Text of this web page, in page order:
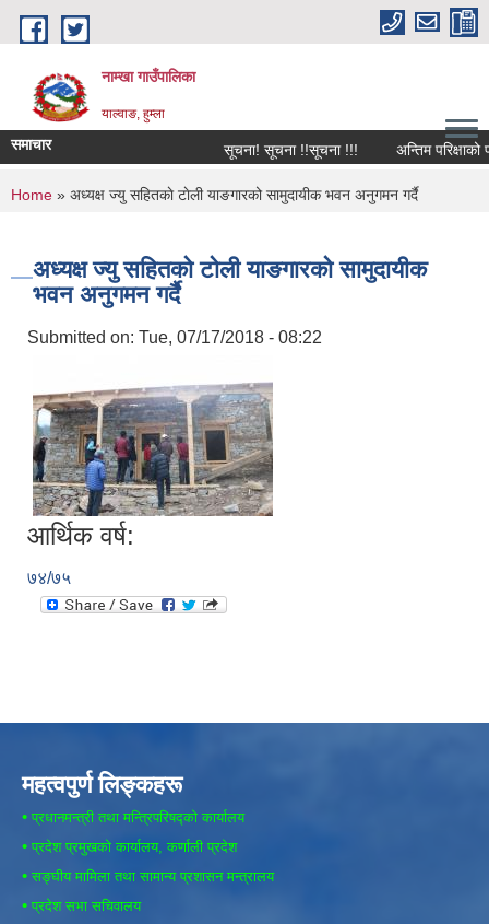
Skip to main content
नाम्खा गाउँपालिका
याल्वाङ, हुम्ला
समाचार सूचना! सूचना !!सूचना !!! अन्तिम परिक्षाको
You are here
Home » अध्यक्ष ज्यु सहितकाे टाेली याङगारको सामुदायीक भवन अनुगमन गर्दै
अध्यक्ष ज्यु सहितकाे टाेली याङगारको सामुदायीक
भवन अनुगमन गर्दै
Submitted on: Tue, 07/17/2018 - 08:22
आर्थिक वर्ष:
७४/७५
महत्वपुर्ण लिङ्कहरू
• प्रधानमन्त्री तथा मन्त्रिपरिषद्को कार्यालय
• प्रदेश प्रमुखको कार्यालय, कर्णाली प्रदेश
• सङ्घीय मामिला तथा सामान्य प्रशासन मन्त्रालय
• प्रदेश सभा सचिवालय